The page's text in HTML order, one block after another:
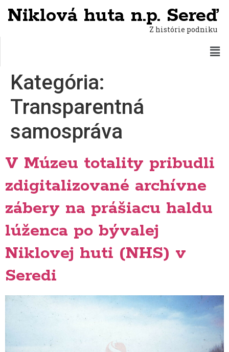
Niklová huta n.p. Sereď
Z histórie podniku
Kategória:
Transparentná
samospráva
V Múzeu totality pribudli
zdigitalizované archívne
zábery na prášiacu haldu
lúženca po bývalej
Niklovej huti (NHS) v
Seredi